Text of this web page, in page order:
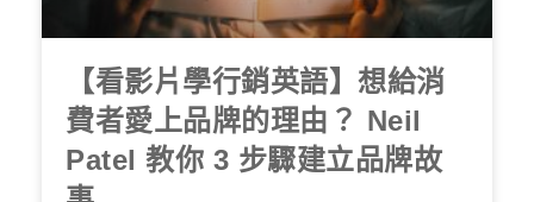
【看影片學行銷英語】想給消
費者愛上品牌的理由？ Neil
Patel 教你 3 步驟建立品牌故